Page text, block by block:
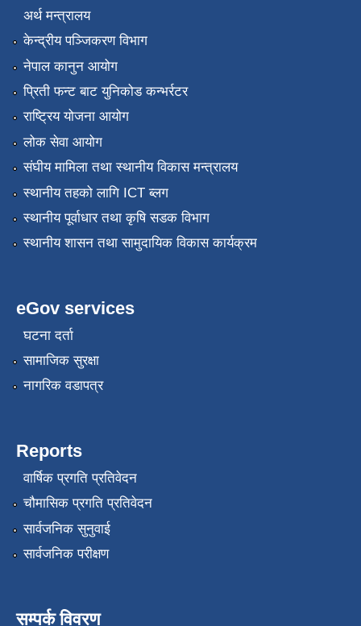
अर्थ मन्त्रालय
केन्द्रीय पञ्जिकरण विभाग
नेपाल कानुन आयोग
प्रिती फन्ट बाट युनिकोड कन्भर्रटर
राष्ट्रिय योजना आयोग
लोक सेवा आयोग
संघीय मामिला तथा स्थानीय विकास मन्त्रालय
स्थानीय तहको लागि ICT ब्लग
स्थानीय पूर्वाधार तथा कृषि सडक विभाग
स्थानीय शासन तथा सामुदायिक विकास कार्यक्रम
eGov services
घटना दर्ता
सामाजिक सुरक्षा
नागरिक वडापत्र
Reports
वार्षिक प्रगति प्रतिवेदन
चौमासिक प्रगति प्रतिवेदन
सार्वजनिक सुनुवाई
सार्वजनिक परीक्षण
सम्पर्क विवरण